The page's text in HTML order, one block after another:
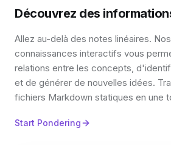
Découvrez des
Allez au-delà des notes linéaires.
connaissances interactifs vous
relations entre les concepts,
et de générer de nouvelles idées.
fichiers Markdown statiques en une
Start Pondering